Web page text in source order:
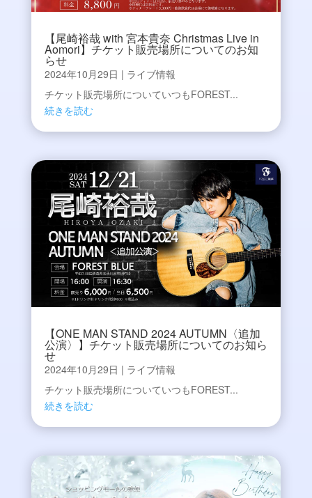
【尾崎裕哉 with 宮本貴奈 Christmas Live in
Aomori】チケット販売場所についてのお知
らせ
2024年10月29日 | ライブ情報
チケット販売場所についていつもFOREST...
続きを読む
【ONE MAN STAND 2024 AUTUMN〈追加
公演〉】チケット販売場所についてのお知ら
せ
2024年10月29日 | ライブ情報
チケット販売場所についていつもFOREST...
続きを読む